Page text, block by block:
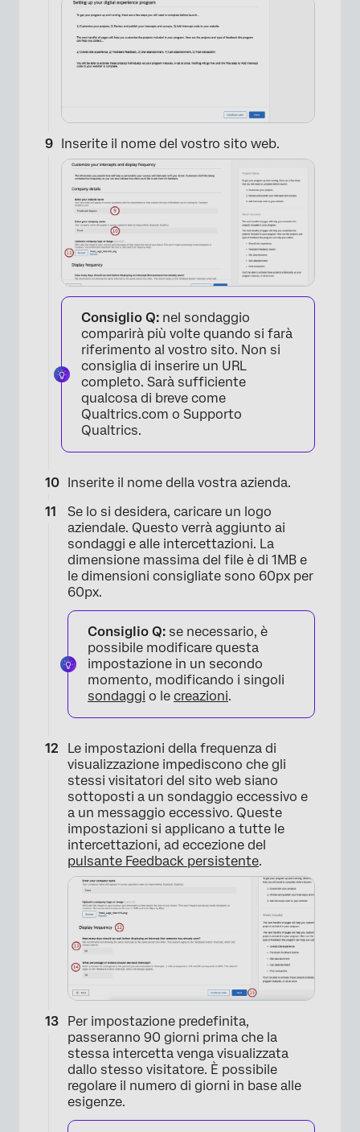
×
×
Inserite il nome del vostro sito web.
×
Consiglio Q: nel sondaggio
comparirà più volte quando si farà
riferimento al vostro sito. Non si
consiglia di inserire un URL
completo. Sarà sufficiente
qualcosa di breve come
Qualtrics.com o Supporto
Qualtrics.
Inserite il nome della vostra azienda.
Se lo si desidera, caricare un logo
aziendale. Questo verrà aggiunto ai
sondaggi e alle intercettazioni. La
dimensione massima del file è di 1MB e
le dimensioni consigliate sono 60px per
60px.
Consiglio Q: se necessario, è
possibile modificare questa
impostazione in un secondo
momento, modificando i singoli
sondaggi o le creazioni.
Le impostazioni della frequenza di
visualizzazione impediscono che gli
stessi visitatori del sito web siano
sottoposti a un sondaggio eccessivo e
a un messaggio eccessivo. Queste
impostazioni si applicano a tutte le
intercettazioni, ad eccezione del
pulsante Feedback persistente.
Per impostazione predefinita,
passeranno 90 giorni prima che la
stessa intercetta venga visualizzata
dallo stesso visitatore. È possibile
regolare il numero di giorni in base alle
esigenze.